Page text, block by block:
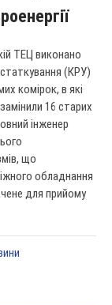
ТЕЦ виконано
(КРУ)
комірок, в які
16 старих
інженер
що
обладнання
для прийому